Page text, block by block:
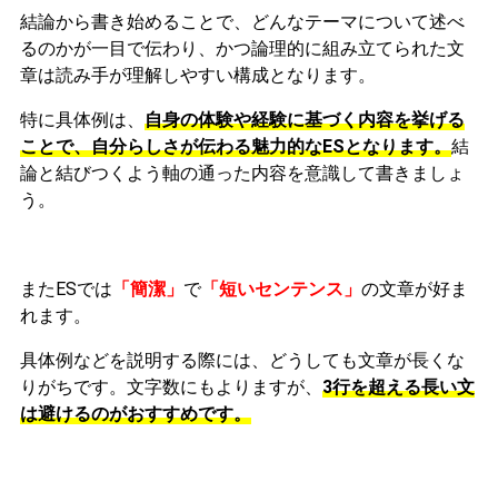
結論から書き始めることで、どんなテーマについて述べ
るのかが一目で伝わり、かつ論理的に組み立てられた文
章は読み手が理解しやすい構成となります。
特に具体例は、 自身の体験や経験に基づく内容を挙げる
ことで、自分らしさが伝わる魅力的なESとなります。結
論と結びつくよう軸の通った内容を意識して書きましょ
う。
またESでは 「簡潔」 で「短いセンテンス」 の文章が好ま
れます。
具体例などを説明する際には、どうしても文章が長くな
りがちです。文字数にもよりますが、 3行を超える長い文
は避けるのがおすすめです。